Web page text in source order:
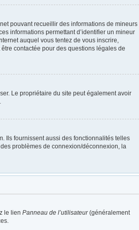
pouvant recueillir des informations de mineurs
informations permettant d’identifier un mineur
auquel vous tentez de vous inscrire,
contactée pour des questions légales de
Le propriétaire du site peut également avoir
Ils fournissent aussi des fonctionnalités telles
problèmes de connexion/déconnexion, la
le lien Panneau de l’utilisateur(généralement